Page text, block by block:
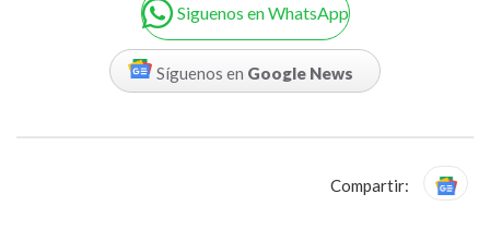
Siguenos en WhatsApp
Síguenos en Google News
Compartir: